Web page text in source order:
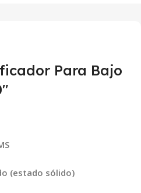
Para Bajo
(estado sólido)